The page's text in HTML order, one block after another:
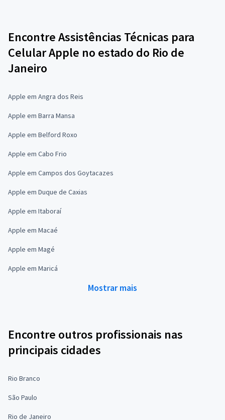
Encontre Assistências Técnicas para
Celular Apple no estado do Rio de
Janeiro
Apple em Angra dos Reis
Apple em Barra Mansa
Apple em Belford Roxo
Apple em Cabo Frio
Apple em Campos dos Goytacazes
Apple em Duque de Caxias
Apple em Itaboraí
Apple em Macaé
Apple em Magé
Apple em Maricá
Mostrar mais
Encontre outros profissionais nas
principais cidades
Rio Branco
São Paulo
Rio de Janeiro